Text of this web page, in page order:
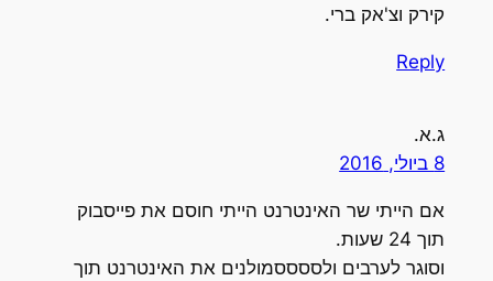
קירק וצ'אק ברי.
Reply
ג.א.
8 ביולי, 2016
אם הייתי שר האינטרנט הייתי חוסם את פייסבוק
תוך 24 שעות.
וסוגר לערבים ולססססמולנים את האינטרנט תוך